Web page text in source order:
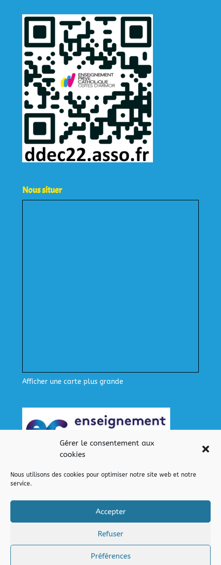
Gérer le consentement aux
cookies
Nous utilisons des cookies pour optimiser notre site web et notre
service.
Accepter
Refuser
Préférences
Nous situer
Afficher une carte plus grande
Nos liens
Lien pour se connecter